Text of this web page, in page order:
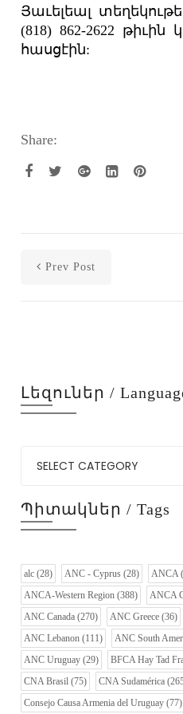
Յաւելեալ
(818) 862-2622 թիւին
հասցէին:
Share:
Prev Post
Լեզուներ /
Պիտակներ / Tags
alc (28) ANC - Cyprus (28) ANCA
ANCA-Western Region (388) ANCA
ANC Canada (270) ANC Greece (36)
ANC Lebanon (111) ANC South
ANC Uruguay (29) BFCA Hay Tad
CNA Brasil (75) CNA Sudamérica
Consejo Causa Armenia del Uruguay (77)